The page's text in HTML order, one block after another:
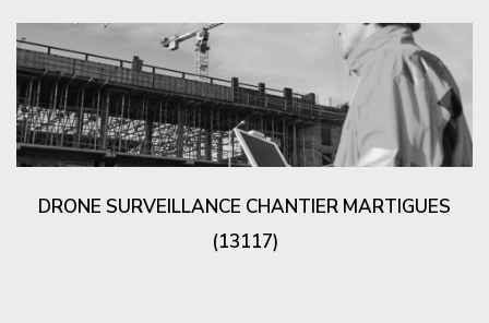
DRONE SURVEILLANCE CHANTIER MARTIGUES
(13117)